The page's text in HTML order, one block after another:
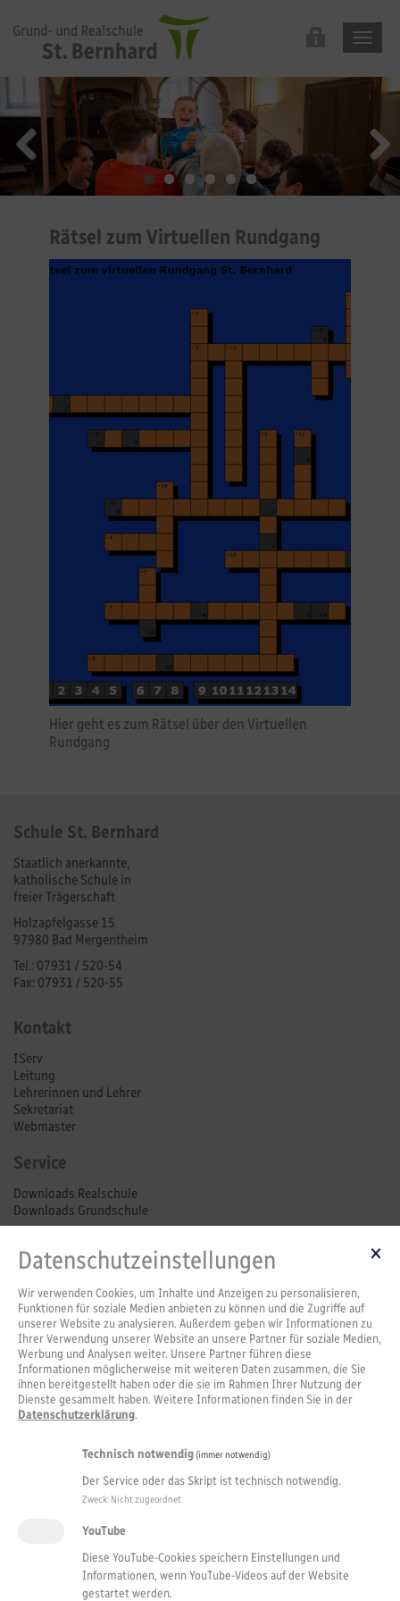
Rätsel zum Virtuellen Rundgang
Hier geht es zum Rätsel über den Virtuellen
Rundgang
Schule St. Bernhard
Staatlich anerkannte,
katholische Schule in
freier Trägerschaft
Holzapfelgasse 15
97980 Bad Mergentheim
Tel.: 07931 / 520-54
Fax: 07931 / 520-55
Kontakt
IServ
Leitung
Lehrerinnen und Lehrer
Sekretariat
Webmaster
Service
Downloads Realschule
Downloads Grundschule
Partner / Kooperationen
Datenschutzeinstellungen
Wir verwenden Cookies, um Inhalte und Anzeigen zu personalisieren,
Funktionen für soziale Medien anbieten zu können und die Zugriffe auf
unserer Website zu analysieren. Außerdem geben wir Informationen zu
Ihrer Verwendung unserer Website an unsere Partner für soziale Medien,
Werbung und Analysen weiter. Unsere Partner führen diese
Informationen möglicherweise mit weiteren Daten zusammen, die Sie
ihnen bereitgestellt haben oder die sie im Rahmen Ihrer Nutzung der
Dienste gesammelt haben. Weitere Informationen finden Sie in der
Datenschutzerklärung.
Technisch notwendig(immer notwendig)
Der Service oder das Skript ist technisch notwendig.
Zweck: Nicht zugeordnet
YouTube
Diese YouTube-Cookies speichern Einstellungen und
Informationen, wenn YouTube-Videos auf der Website
gestartet werden.